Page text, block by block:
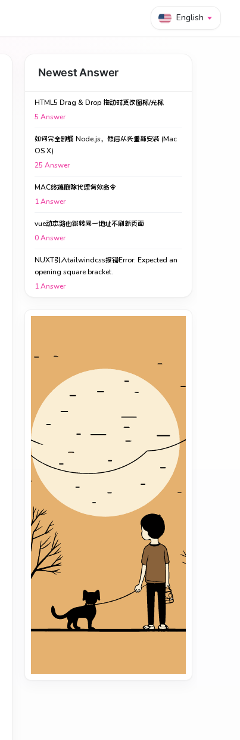
English
Newest Answer
HTML5 Drag & Drop 拖动时更改图标/光标
5 Answer
如何完全卸载 Node.js，然后从头重新安装 (Mac
OS X)
25 Answer
MAC终端删除代理有效命令
1Answer
vue动态路由跳转同一地址不刷新页面
0Answer
NUXT引入tailwindcss报错Error: Expected an
opening square bracket.
1Answer